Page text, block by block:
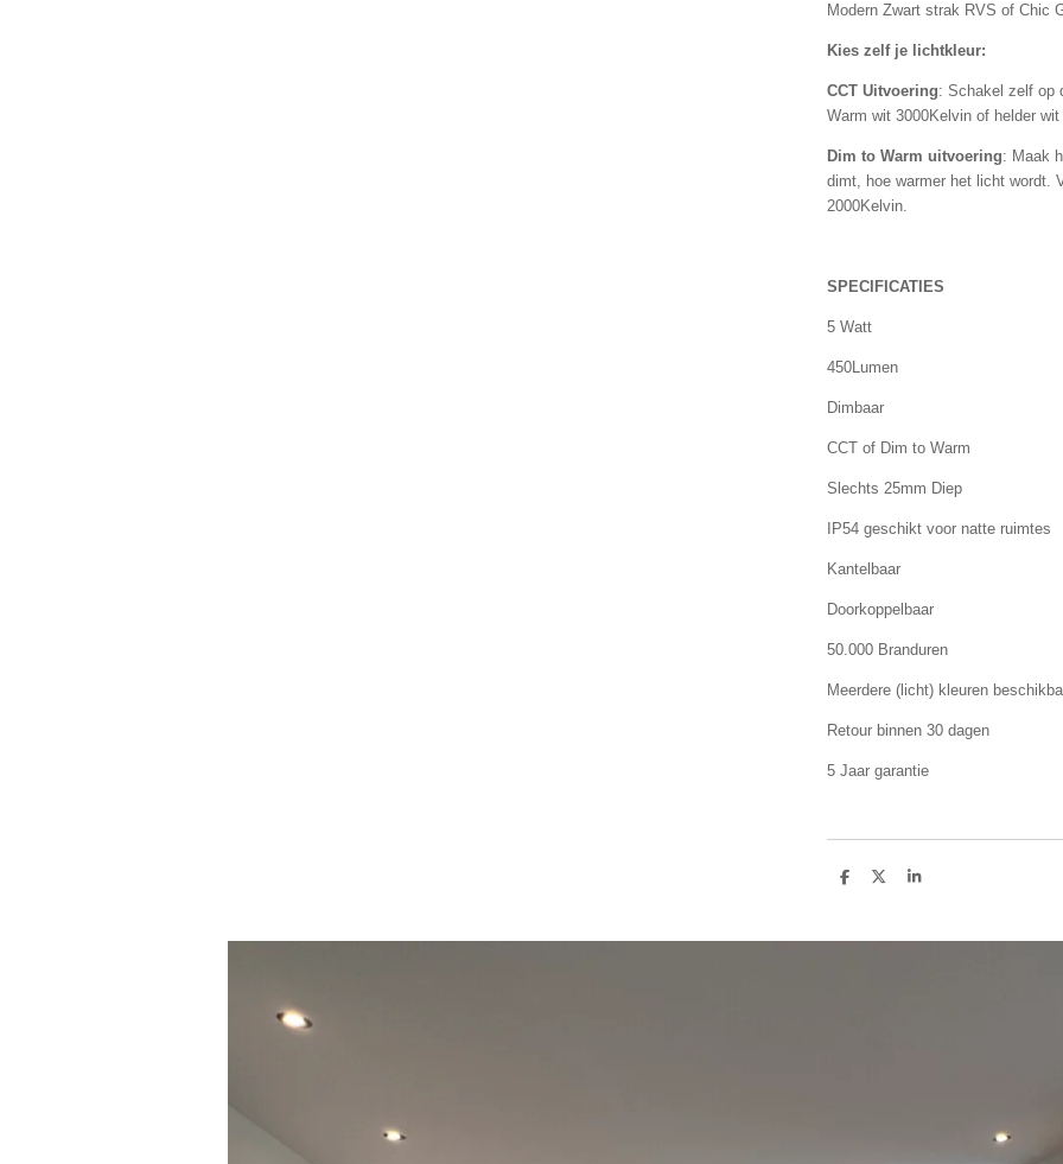
Modern Zwart strak RVS of Chic
Kies zelf je lichtkleur:
CCT Uitvoering: Schakel zelf op
Warm wit 3000Kelvin of helder
Dim to Warm uitvoering: Maak
dimt, hoe warmer het licht wordt.
2000Kelvin.
SPECIFICATIES
5 Watt
450Lumen
Dimbaar
CCT of Dim to Warm
Slechts 25mm Diep
IP54 geschikt voor natte ruimtes
Kantelbaar
Doorkoppelbaar
50.000 Branduren
Meerdere (licht) kleuren
Retour binnen 30 dagen
5 Jaar garantie
D
n
D
S
e